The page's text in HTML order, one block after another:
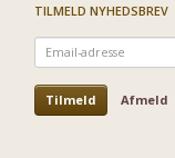
TILMELD NYHEDSBREV
Email-
adresse
Tilmeld Afmeld